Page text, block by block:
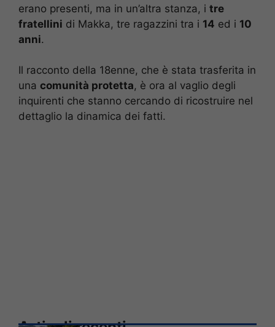
erano presenti, ma in un’altra stanza, i tre
fratellini di Makka, tre ragazzini tra i 14 ed i 10
anni.
Il racconto della 18enne, che è stata trasferita in
una comunità protetta, è ora al vaglio degli
inquirenti che stanno cercando di ricostruire nel
dettaglio la dinamica dei fatti.